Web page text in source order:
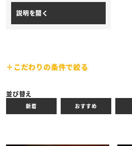
こだわりの条件で絞る
並び替え
新着 おすすめ